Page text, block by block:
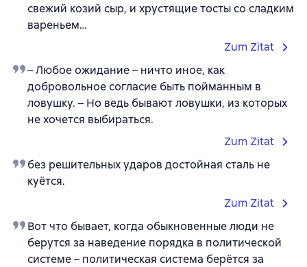
свежий козий сыр, и хрустящие тосты со сладким
вареньем…
Zum Zitat
– Любое ожидание – ничто иное, как
добровольное согласие быть пойманным в
ловушку. – Но ведь бывают ловушки, из которых
не хочется выбираться.
Zum Zitat
без решительных ударов достойная сталь не
куётся.
Zum Zitat
Вот что бывает, когда обыкновенные люди не
берутся за наведение порядка в политической
системе – политическая система берётся за